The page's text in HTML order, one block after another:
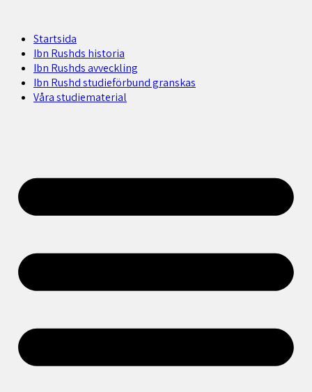
Startsida
Ibn Rushds historia
Ibn Rushds avveckling
Ibn Rushd studieförbund granskas​
Våra studiematerial